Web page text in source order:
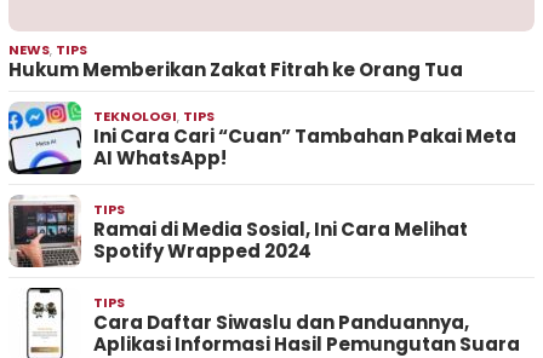
NEWS, TIPS
Hukum Memberikan Zakat Fitrah ke Orang Tua
TEKNOLOGI, TIPS
Ini Cara Cari “Cuan” Tambahan Pakai Meta
AI WhatsApp!
TIPS
Ramai di Media Sosial, Ini Cara Melihat
Spotify Wrapped 2024
TIPS
Cara Daftar Siwaslu dan Panduannya,
Aplikasi Informasi Hasil Pemungutan Suara